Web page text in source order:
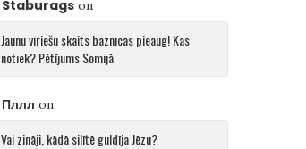
Staburagson
Jaunu vīriešu skaits baznīcās pieaug! Kas
notiek? Pētījums Somijā
Пллл on
Vai zināji, kādā silītē guldīja Jēzu?